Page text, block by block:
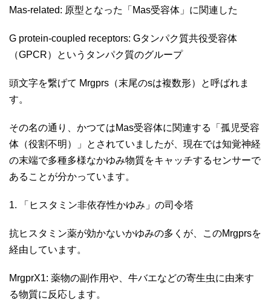
Mas-related: 原型となった「Mas受容体」に関連した
G protein-coupled receptors: Gタンパク質共役受容体
（GPCR）というタンパク質のグループ
頭文字を繋げて Mrgprs（末尾のsは複数形）と呼ばれま
す。
その名の通り、かつてはMas受容体に関連する「孤児受容
体（役割不明）」とされていましたが、現在では知覚神経
の末端で多種多様なかゆみ物質をキャッチするセンサーで
あることが分かっています。
1. 「ヒスタミン非依存性かゆみ」の司令塔
抗ヒスタミン薬が効かないかゆみの多くが、このMrgprsを
経由しています。
MrgprX1: 薬物の副作用や、牛バエなどの寄生虫に由来す
る物質に反応します。